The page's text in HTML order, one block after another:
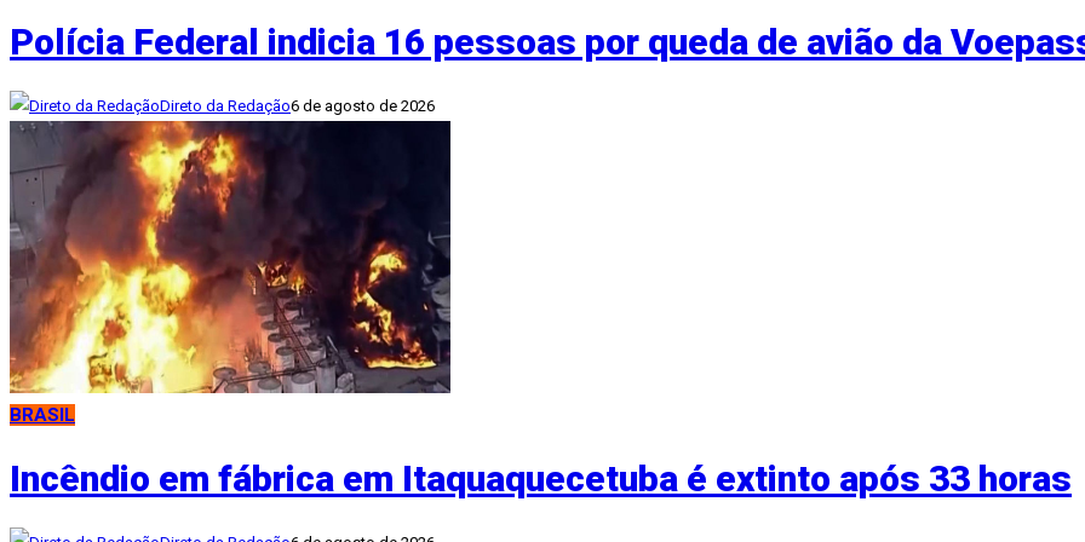
Polícia Federal indicia 16 pessoas por queda de avião da
Direto da Redação6 de agosto de 2026
BRASIL
Incêndio em fábrica em Itaquaquecetuba é extinto após 33 horas